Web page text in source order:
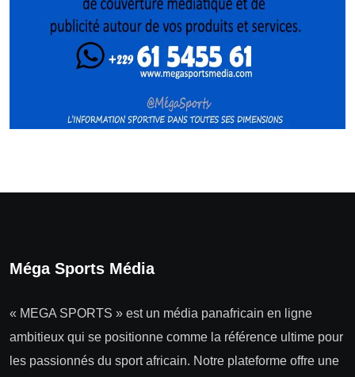
Méga Sports Média
« MEGA SPORTS » est un média panafricain en ligne
ambitieux qui se positionne comme la référence ultime pour
les passionnés du sport africain. Notre plateforme offre une